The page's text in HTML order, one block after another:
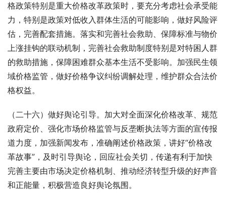
格政策特别是重大价格改革政策时，要充分考虑社会承受能
力，特别是政策对低收入群体生活的可能影响，做好风险评
估，完善配套措施。落实和完善社会救助、保障标准与物价
上涨挂钩的联动机制，完善社会救助制度特别是对特困人群
的救助措施，保障困难群众基本生活不受影响。加强民生领
域价格监管，做好价格争议纠纷调解处理，维护群众合法价
格权益。
（二十六）做好舆论引导。加大对全面深化价格改革、规范
政府定价、强化市场价格监管与反垄断执法等方面的宣传报
道力度，加强新闻发布，准确阐述价格政策，讲好“价格改
革故事”，及时引导舆论，回应社会关切，传递有利于加快
完善主要由市场决定价格机制、推动经济转型升级的好声音
和正能量，积极营造良好舆论氛围。